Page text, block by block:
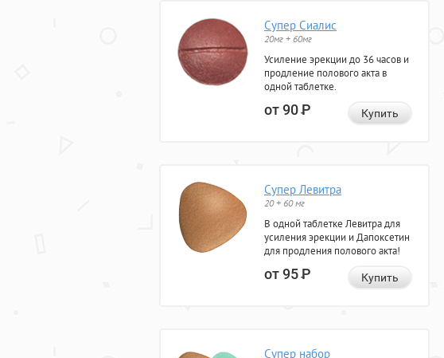
Супер Сиалис
20мг + 60мг
Усиление эрекции до 36 часов и
продление полового акта в
одной таблетке.
от 90Р Купить
Супер Левитра
20 + 60 мг
В одной таблетке Левитра для
усиления эрекции и Дапоксетин
для продления полового акта!
от 95Р Купить
Супер набор